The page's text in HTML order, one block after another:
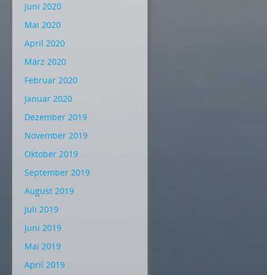
Juni 2020
Mai 2020
April 2020
März 2020
Februar 2020
Januar 2020
Dezember 2019
November 2019
Oktober 2019
September 2019
August 2019
Juli 2019
Juni 2019
Mai 2019
April 2019